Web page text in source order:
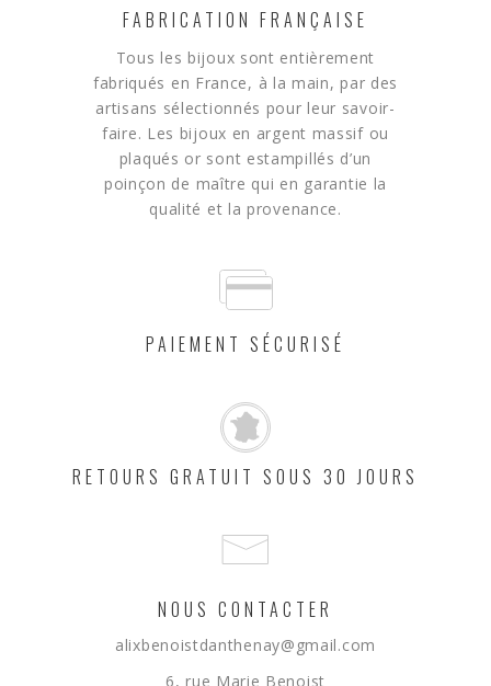
FABRICATION FRANÇAISE
Tous les bijoux sont entièrement
fabriqués en France, à la main, par des
artisans sélectionnés pour leur savoir-
faire. Les bijoux en argent massif ou
plaqués or sont estampillés d’un
poinçon de maître qui en garantie la
qualité et la provenance.
PAIEMENT SÉCURISÉ
RETOURS GRATUIT SOUS 30 JOURS
NOUS CONTACTER
alixbenoistdanthenay@gmail.com
6, rue Marie Benoist